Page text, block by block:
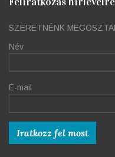
SZERETNÉNK
Név
E-mail